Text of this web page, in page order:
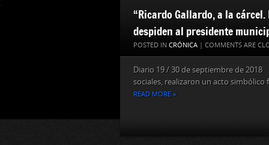
“Ricardo Gallardo, a la
despiden al presidente
POSTED IN CRÓNICA | COMMENTS ARE
Diario 19 / 30 de septiembre de
sociales, realizaron un acto simbólico
READ MORE »